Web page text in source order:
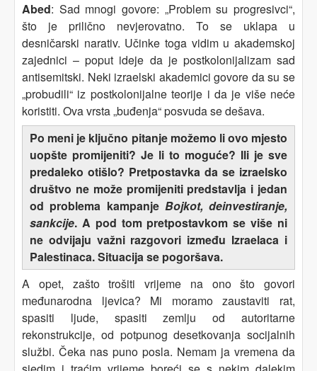
Abed: Sad mnogi govore: „Problem su progresivci“,
što je prilično nevjerovatno. To se uklapa u
desničarski narativ. Učinke toga vidim u akademskoj
zajednici – poput ideje da je postkolonijalizam sad
antisemitski. Neki izraelski akademici govore da su se
„probudili“ iz postkolonijalne teorije i da je više neće
koristiti. Ova vrsta „buđenja“ posvuda se dešava.
Po meni je ključno pitanje možemo li ovo mjesto
uopšte promijeniti? Je li to moguće? Ili je sve
predaleko otišlo? Pretpostavka da se izraelsko
društvo ne može promijeniti predstavlja i jedan
od problema kampanje Bojkot, deinvestiranje,
sankcije. A pod tom pretpostavkom se više ni
ne odvijaju važni razgovori između Izraelaca i
Palestinaca. Situacija se pogoršava.
A opet, zašto trošiti vrijeme na ono što govori
međunarodna ljevica? Mi moramo zaustaviti rat,
spasiti ljude, spasiti zemlju od autoritarne
rekonstrukcije, od potpunog desetkovanja socijalnih
službi. Čeka nas puno posla. Nemam ja vremena da